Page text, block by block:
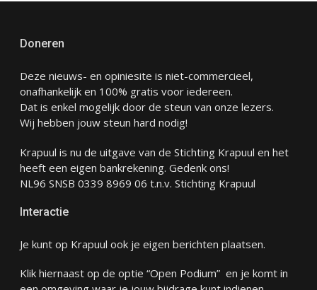
Doneren
Deze nieuws- en opiniesite is niet-commercieel,
onafhankelijk en 100% gratis voor iedereen.
Dat is enkel mogelijk door de steun van onze lezers.
Wij hebben jouw steun hard nodig!
Krapuul is nu de uitgave van de Stichting Krapuul en het
heeft een eigen bankrekening. Gedenk ons!
NL96 SNSB 0339 8969 06 t.n.v. Stichting Krapuul
Interactie
Je kunt op Krapuul ook je eigen berichten plaatsen.
Klik hiernaast op de optie “Open Podium” en je komt in